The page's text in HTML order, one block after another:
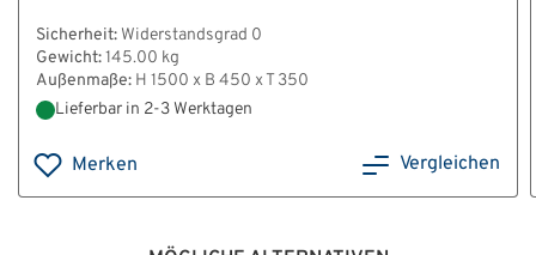
Sicherheit: Widerstandsgrad 0
Gewicht:145.00 kg
Außenmaße: H 1500 x B 450 x T 350
Lieferbar in 2-3 Werktagen
Merken Vergleichen